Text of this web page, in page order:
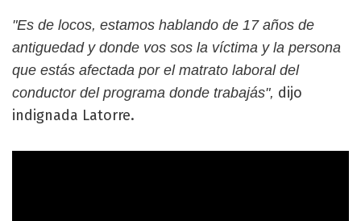
"Es de locos, estamos hablando de 17 años de
antiguedad y donde vos sos la víctima y la persona
que estás afectada por el matrato laboral del
conductor del programa donde trabajás", dijo
indignada Latorre.